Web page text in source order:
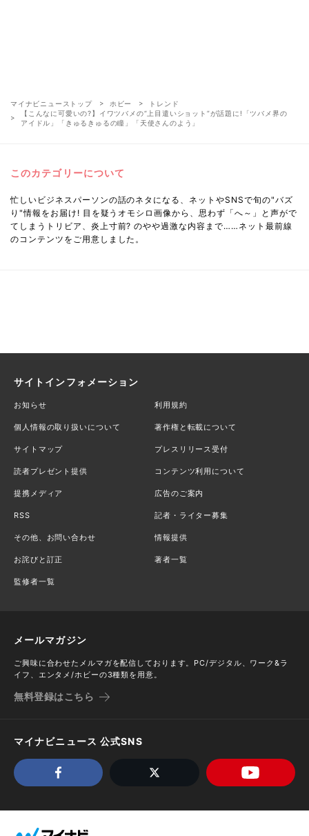
マイナビニューストップ ホビー
トレンド
【こんなに可愛いの?】イワツバメの“上目遣いショット”が話題に!「ツバメ界の
アイドル」「きゅるきゅるの瞳」「天使さんのよう」
このカテゴリーについて
忙しいビジネスパーソンの話のネタになる、ネットやSNSで旬の"バズ
り"情報をお届け! 目を疑うオモシロ画像から、思わず「へ～」と声がで
てしまうトリビア、炎上寸前? のやや過激な内容まで……ネット最前線
のコンテンツをご用意しました。
サイトインフォメーション
お知らせ 利用規約
個人情報の取り扱いについて 著作権と転載について
サイトマップ プレスリリース受付
読者プレゼント提供 コンテンツ利用について
提携メディア 広告のご案内
RSS 記者・ライター募集
その他、お問い合わせ 情報提供
お詫びと訂正 著者一覧
監修者一覧
メールマガジン
ご興味に合わせたメルマガを配信しております。PC/デジタル、ワーク&ラ
イフ、エンタメ/ホビーの3種類を用意。
無料登録はこちら
マイナビニュース 公式SNS